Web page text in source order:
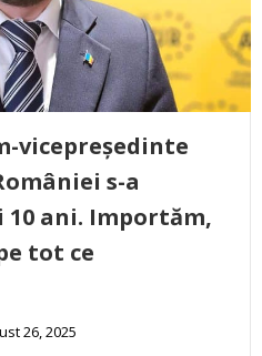
vicepreședinte
s-a
ani. Importăm,
tot ce
26, 2025